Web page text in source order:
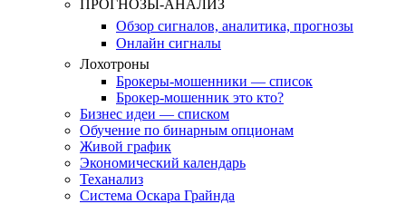
ПРОГНОЗЫ-АНАЛИЗ
Обзор сигналов, аналитика, прогнозы
Онлайн сигналы
Лохотроны
Брокеры-мошенники — список
Брокер-мошенник это кто?
Бизнес идеи — списком
Обучение по бинарным опционам
Живой график
Экономический календарь
Теханализ
Система Оскара Грайнда